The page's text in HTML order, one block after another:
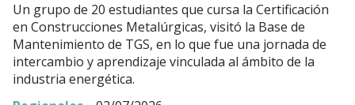
Un grupo de 20 estudiantes que cursa la Certificación
en Construcciones Metalúrgicas, visitó la Base de
Mantenimiento de TGS, en lo que fue una jornada de
intercambio y aprendizaje vinculada al ámbito de la
industria energética.